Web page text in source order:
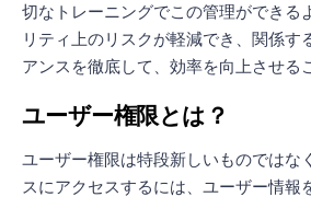
切なトレーニングでこの管理ができる
リティ上のリスクが軽減でき、関係す
アンスを徹底して、効率を向上させる
ユーザー権限とは？
ユーザー権限は特段新しいものではな
スにアクセスするには、ユーザー情報